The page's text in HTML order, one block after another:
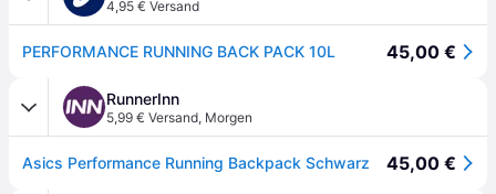
4,95 € Versand
PERFORMANCE RUNNING BACK PACK 10L 45,00 €
RunnerInn
5,99 € Versand, Morgen
Asics Performance Running Backpack Schwarz 45,00 €